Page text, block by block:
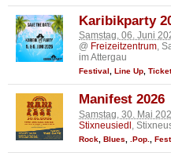
Karibikparty
Samstag, 06. Juni
@ Freizeitzentrum,
im Attergau
Festival, Line Up,
Manifest 2026
Samstag, 30. Mai
Stixneusiedl ,
Rock Blues .Pop.